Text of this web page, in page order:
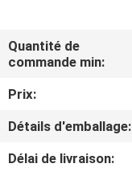
VISITE
DE
L'USINE
Quantité de
commande min:
Prix:
Détails d'emballage:
Délai de livraison: